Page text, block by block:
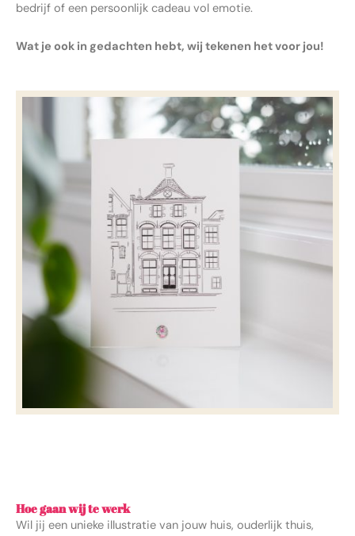
bedrijf of een persoonlijk cadeau vol emotie.
Wat je ook in gedachten hebt, wij tekenen het voor jou!
Hoe gaan wij te werk
Wil jij een unieke illustratie van jouw huis, ouderlijk thuis,